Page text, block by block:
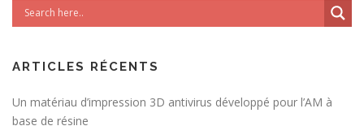
ARTICLES RÉCENTS
Un matériau d’impression 3D antivirus développé pour l’AM à
base de résine